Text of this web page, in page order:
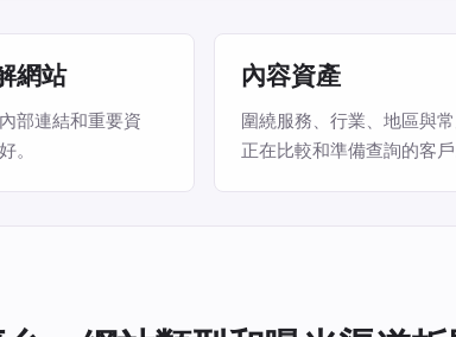
網站
部連結和重要資
。
內容資產
圍繞服務、行業、地區與
正在比較和準備查詢的客戶